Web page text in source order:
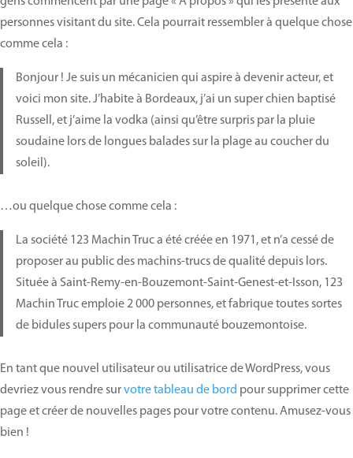
personnes visitant du site. Cela pourrait ressembler à quelque chose
comme cela :
Bonjour ! Je suis un mécanicien qui aspire à devenir acteur, et
voici mon site. J’habite à Bordeaux, j’ai un super chien baptisé
Russell, et j’aime la vodka (ainsi qu’être surpris par la pluie
soudaine lors de longues balades sur la plage au coucher du
soleil).
…ou quelque chose comme cela :
La société 123 Machin Truc a été créée en 1971, et n’a cessé de
proposer au public des machins-trucs de qualité depuis lors.
Située à Saint-Remy-en-Bouzemont-Saint-Genest-et-Isson, 123
Machin Truc emploie 2 000 personnes, et fabrique toutes sortes
de bidules supers pour la communauté bouzemontoise.
En tant que nouvel utilisateur ou utilisatrice de WordPress, vous
devriez vous rendre survotre tableau de bord pour supprimer cette
page et créer de nouvelles pages pour votre contenu. Amusez-vous
bien !